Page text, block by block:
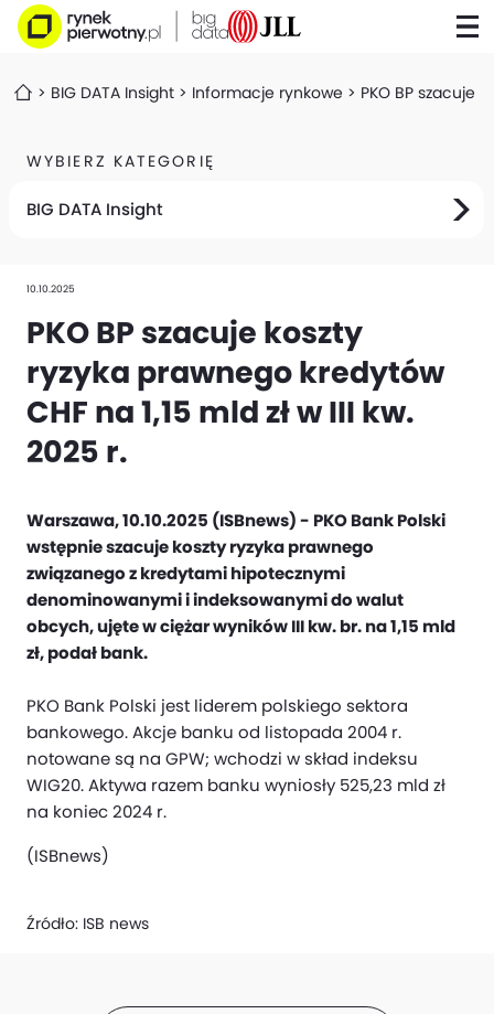
BIG DATA Insight Informacje rynkowe PKO BP szacuje
WYBIERZ KATEGORIĘ
BIG DATA Insight
10.10.2025
PKO BP szacuje koszty
ryzyka prawnego kredytów
CHF na 1,15 mld zł w III kw.
2025 r.
Warszawa, 10.10.2025 (ISBnews) - PKO Bank Polski
wstępnie szacuje koszty ryzyka prawnego
związanego z kredytami hipotecznymi
denominowanymi i indeksowanymi do walut
obcych, ujęte w ciężar wyników III kw. br. na 1,15 mld
zł, podał bank.
PKO Bank Polski jest liderem polskiego sektora
bankowego. Akcje banku od listopada 2004 r.
notowane są na GPW; wchodzi w skład indeksu
WIG20. Aktywa razem banku wyniosły 525,23 mld zł
na koniec 2024 r.
(ISBnews)
Źródło: ISB news